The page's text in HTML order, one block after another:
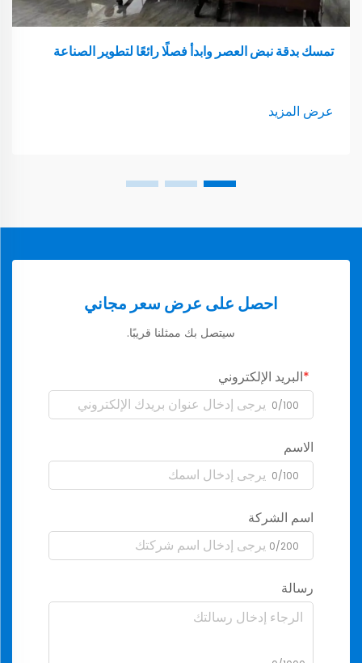
تمسك بدقة نبض العصر وابدأ فصلًا رائعًا لتطوير الصناعة
عرض المزيد
احصل على عرض سعر مجاني
سيتصل بك ممثلنا قريبًا.
البريد الإلكتروني
0/100
الاسم
0/100
اسم الشركة
0/200
رسالة